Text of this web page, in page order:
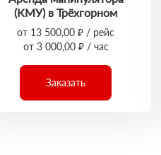
(КМУ) в Трёхгорном
от 13 500,00 ₽ / рейс
от 3 000,00 ₽ / час
Заказать